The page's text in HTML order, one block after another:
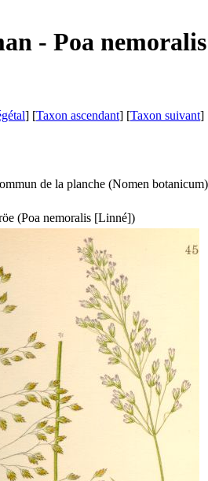
- Poa nemoralis
] [Taxon ascendant] [Taxon suivant]
de la planche (Nomen botanicum)
(Poa nemoralis [Linné])